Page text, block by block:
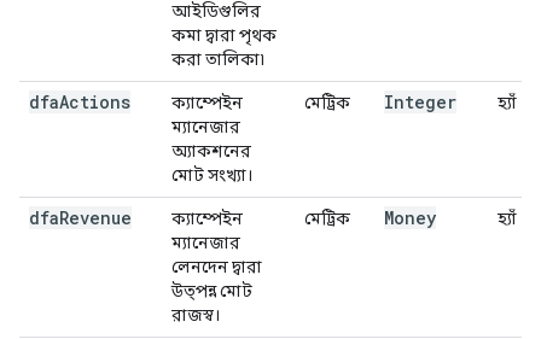
আইডিগুলির
কমা দ্বারা পৃথক
করা তালিকা৷
dfaActions
ক্যাম্পেইন
ম্যানেজার
অ্যাকশনের
মোট সংখ্যা।
মেট্রিক Integer হ্যাঁ
dfaRevenue
ক্যাম্পেইন
ম্যানেজার
লেনদেন দ্বারা
উত্পন্ন মোট
রাজস্ব।
মেট্রিক Money হ্যাঁ